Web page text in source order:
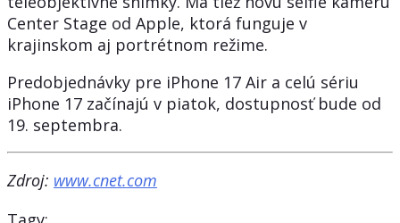
Center Stage od Apple, ktorá funguje v
krajinskom aj portrétnom režime.
Predobjednávky pre iPhone 17 Air a celú sériu
iPhone 17 začínajú v piatok, dostupnosť bude od
19. septembra.
Zdroj: www.cnet.com